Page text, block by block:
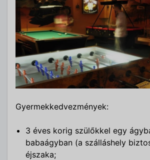
Gyermekkedvezmények:
3 éves korig szülőkkel egy
babaágyban (a szálláshely
éjszaka;